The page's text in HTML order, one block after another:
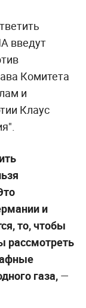
введут
Комитета
и
Клаус
и
то, чтобы
рассмотреть
газа,—